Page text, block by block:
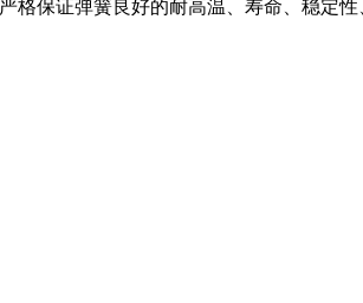
格保证弹簧良好的耐高温、寿命、稳定